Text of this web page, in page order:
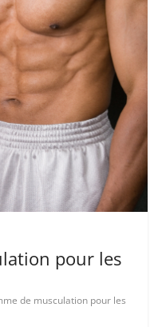
pour les
de musculation pour les